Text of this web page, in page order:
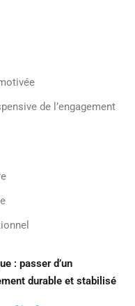
de l’engagement
: passer d’un
durable et stabilisé